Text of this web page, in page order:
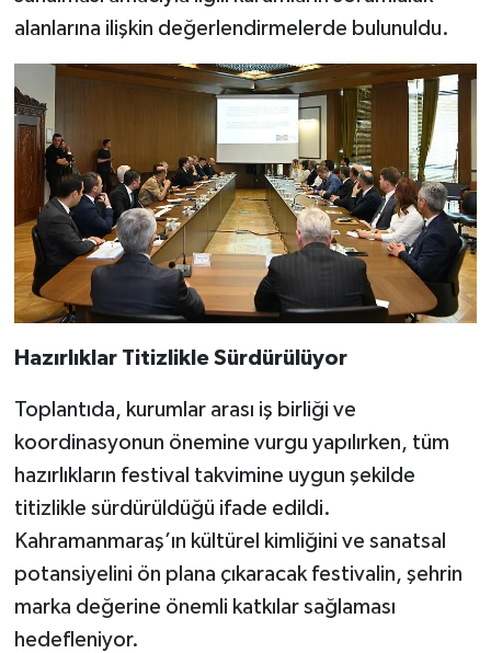
alanlarına ilişkin değerlendirmelerde bulunuldu.
Hazırlıklar Titizlikle Sürdürülüyor
Toplantıda, kurumlar arası iş birliği ve
koordinasyonun önemine vurgu yapılırken, tüm
hazırlıkların festival takvimine uygun şekilde
titizlikle sürdürüldüğü ifade edildi.
Kahramanmaraş’ın kültürel kimliğini ve sanatsal
potansiyelini ön plana çıkaracak festivalin, şehrin
marka değerine önemli katkılar sağlaması
hedefleniyor.